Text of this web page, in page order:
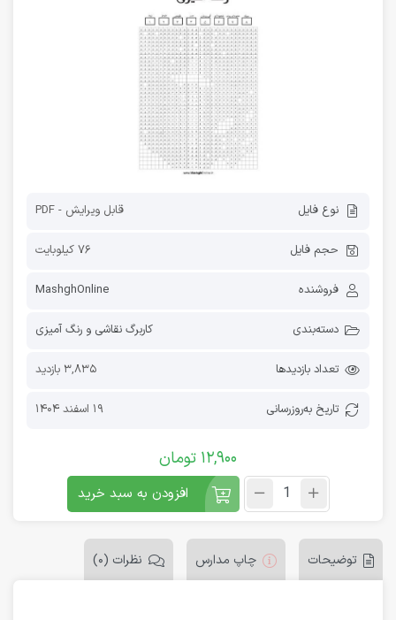
نوع فایل قابل ویرایش - PDF
حجم فایل 76 کیلوبایت
فروشنده MashghOnline
دسته‌بندی کاربرگ نقاشی و رنگ آمیزی
تعداد بازدیدها 3,835 بازدید
تاریخ به‌روز‌رسانی 19 اسفند 1404
12,900 تومان
افزودن به سبد خرید
توضیحات چاپ مدارس نظرات (0)